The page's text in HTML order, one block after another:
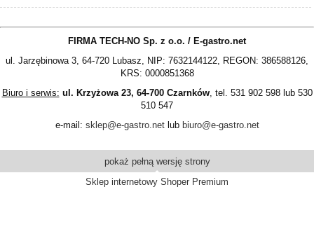
FIRMA TECH-NO Sp. z o.o. / E-gastro.net
ul. Jarzębinowa 3, 64-720 Lubasz, NIP: 7632144122, REGON: 386588126,
KRS: 0000851368
Biuro i serwis: ul. Krzyżowa 23, 64-700 Czarnków, tel. 531 902 598 lub 530
510 547
e-mail: sklep@e-gastro.netlub biuro@e-gastro.net
pokaż pełną wersję strony
Sklep internetowy Shoper Premium